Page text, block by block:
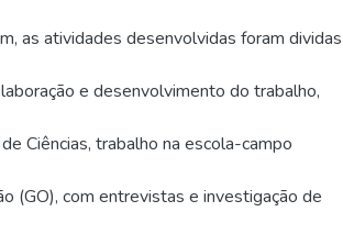
as atividades desenvolvidas foram dividas
e desenvolvimento do trabalho,
Ciências, trabalho na escola-campo
(GO), com entrevistas e investigação de